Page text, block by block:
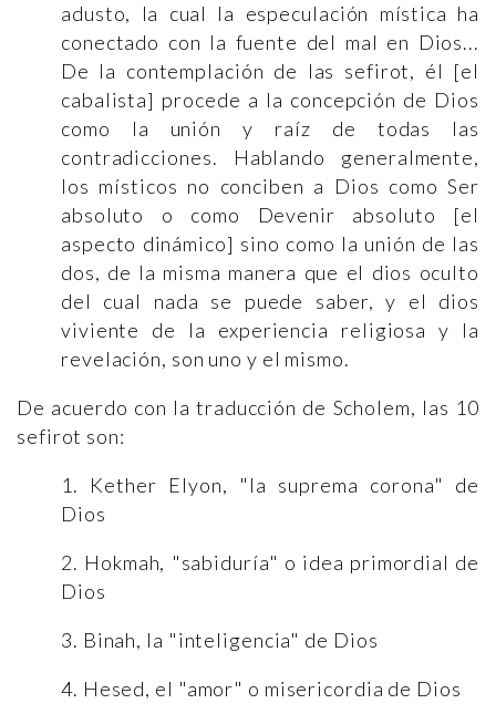
adusto, la cual la especulación mística ha
conectado con la fuente del mal en Dios...
De la contemplación de las sefirot, él [el
cabalista] procede a la concepción de Dios
como la unión y raíz de todas las
contradicciones. Hablando generalmente,
los místicos no conciben a Dios como Ser
absoluto o como Devenir absoluto [el
aspecto dinámico] sino como la unión de las
dos, de la misma manera que el dios oculto
del cual nada se puede saber, y el dios
viviente de la experiencia religiosa y la
revelación, son uno y el mismo.
De acuerdo con la traducción de Scholem, las 10
sefirot son:
1. Kether Elyon, "la suprema corona" de
Dios
2. Hokmah, "sabiduría" o idea primordial de
Dios
3. Binah, la "inteligencia" de Dios
4. Hesed, el "amor" o misericordia de Dios